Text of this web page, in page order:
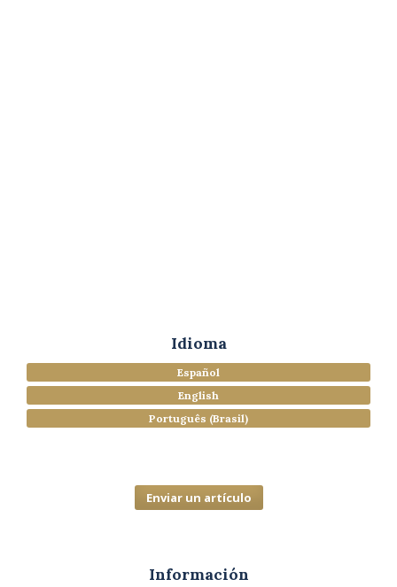
Idioma
Español
English
Português (Brasil)
Enviar un artículo
Información